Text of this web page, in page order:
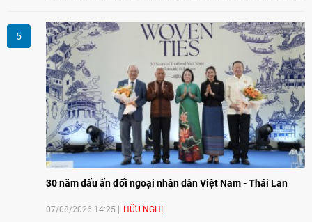
Malaysia theo hướng ngày càng thực chất.
30 năm dấu ấn đối ngoại nhân dân Việt Nam - Thái Lan
07/08/2026 14:25 HỮU NGHỊ